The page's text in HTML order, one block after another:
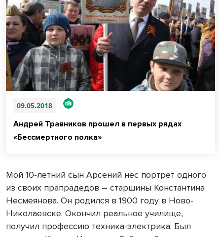
09.05.2018
Андрей Травников прошел в первых рядах
«Бессмертного полка»
Мой 10-летний сын Арсений нес портрет одного
из своих прапрадедов – старшины Константина
Несмеянова. Он родился в 1900 году в Ново-
Николаевске. Окончил реальное училище,
получил профессию техника-электрика. Был